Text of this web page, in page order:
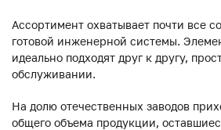
Ассортимент охватывает почти все
готовой инженерной системы.
идеально подходят друг к другу,
обслуживании.
На долю отечественных заводов
общего объема продукции,